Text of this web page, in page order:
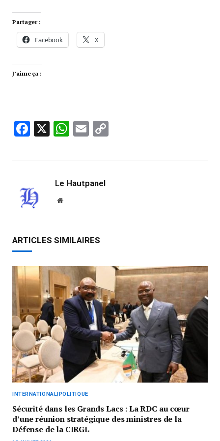
Partager :
Facebook X
J’aime ça :
Facebook
X WhatsApp
Email
Le Hautpanel
Website
ARTICLES SIMILAIRES
INTERNATIONAL|POLITIQUE
Sécurité dans les Grands Lacs : La RDC au cœur
d’une réunion stratégique des ministres de la
Défense de la CIRGL